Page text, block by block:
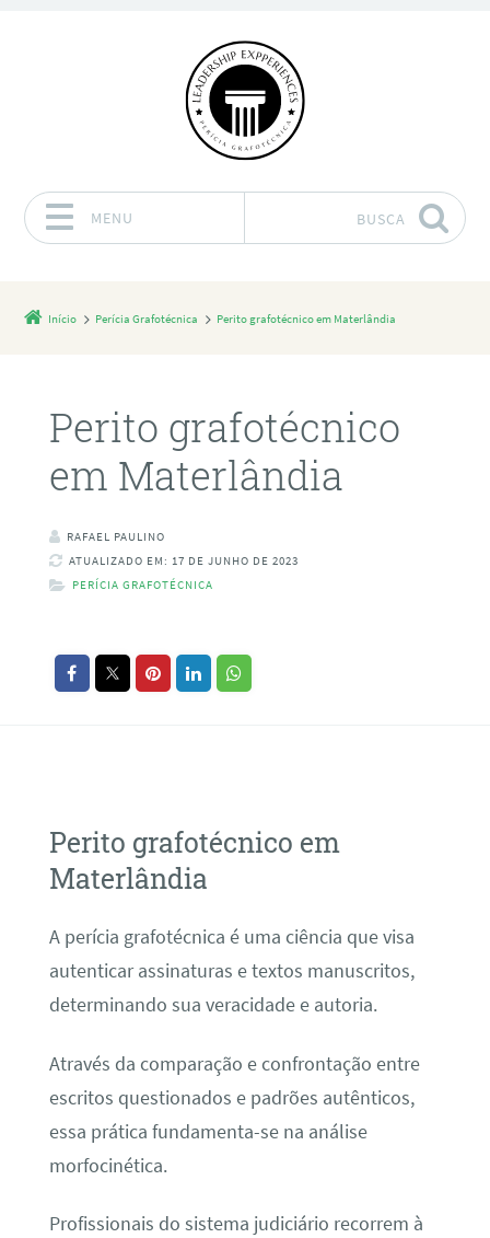
MENU BUSCA
Início Perícia Grafotécnica Perito grafotécnico em Materlândia
Perito grafotécnico
em Materlândia
RAFAEL PAULINO
ATUALIZADO EM: 17 DE JUNHO DE 2023
PERÍCIA GRAFOTÉCNICA
Perito grafotécnico em
Materlândia
A perícia grafotécnica é uma ciência que visa
autenticar assinaturas e textos manuscritos,
determinando sua veracidade e autoria.
Através da comparação e confrontação entre
escritos questionados e padrões autênticos,
essa prática fundamenta-se na análise
morfocinética.
Profissionais do sistema judiciário recorrem à